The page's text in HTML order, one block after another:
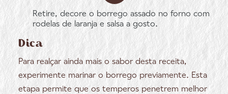
Retire, decore o borrego assado no forno com
rodelas de laranja e salsa a gosto.
Dica
Para realçar ainda mais o sabor desta receita,
experimente marinar o borrego previamente. Esta
etapa permite que os temperos penetrem melhor